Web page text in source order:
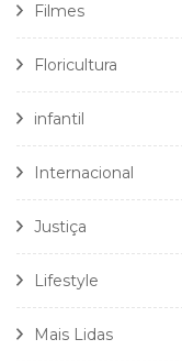
Filmes
Floricultura
infantil
Internacional
Justiça
Lifestyle
Mais Lidas